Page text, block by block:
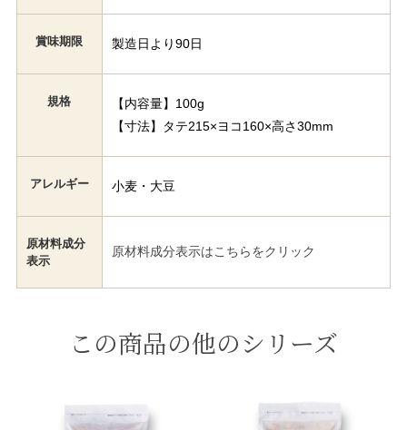
賞味期限 製造日より90日
規格
【内容量】100g
【寸法】タテ215×ヨコ160×高さ30mm
アレルギー 小麦・大豆
原材料成分
表示
原材料成分表示はこちらをクリック
この商品の他のシリーズ